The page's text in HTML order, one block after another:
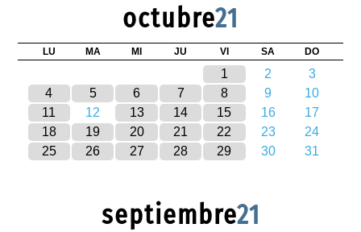
octubre21
LU MA MI JU VI SA DO
1 2
3
4
5 6 7 8 9
10
11
12 13 14 15 16
17
18
19 20 21 22 23
24
25
26 27 28 29 30 31
septiembre21